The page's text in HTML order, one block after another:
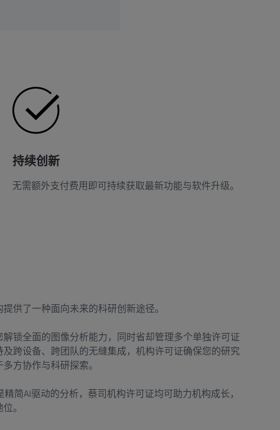
持续创新
无需额外支付费用即可持续获取最新功能与软件升级。
供了一种面向未来的科研创新途径。
锁全面的图像分析能力，同时省却管理多个单独许可证
跨设备、跨团队的无缝集成，机构许可证确保您的研究
方协作与科研探索。
简AI驱动的分析，蔡司机构许可证均可助力机构成长，
。